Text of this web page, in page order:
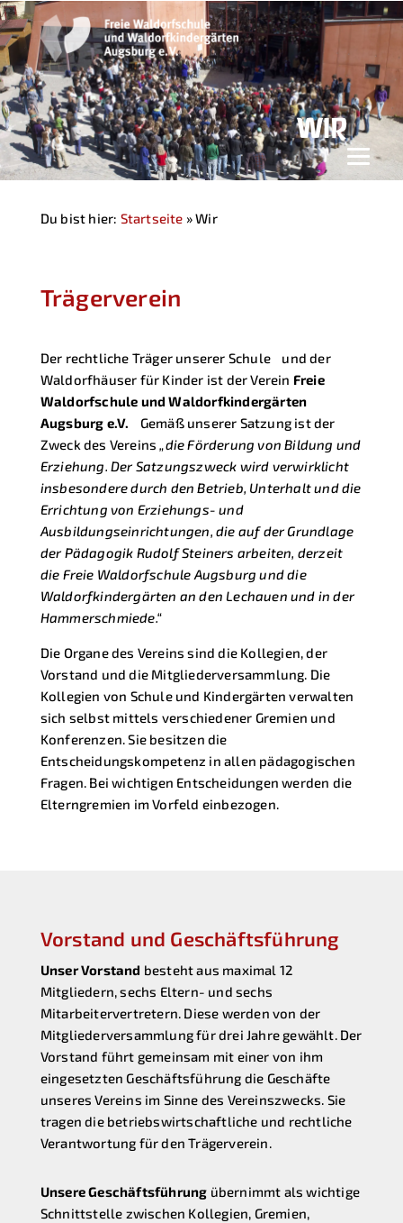
WIR
Du bist hier: Startseite »Wir
Trägerverein
Der rechtliche Träger unserer Schule und der
Waldorfhäuser für Kinder ist der Verein Freie
Waldorfschule und Waldorfkindergärten
Augsburg e.V. Gemäß unserer Satzung ist der
Zweck des Vereins„die Förderung von Bildung und
Erziehung. Der Satzungszweck wird verwirklicht
insbesondere durch den Betrieb, Unterhalt und die
Errichtung von Erziehungs- und
Ausbildungseinrichtungen, die auf der Grundlage
der Pädagogik Rudolf Steiners arbeiten, derzeit
die Freie Waldorfschule Augsburg und die
Waldorfkindergärten an den Lechauen und in der
Hammerschmiede.“
Die Organe des Vereins sind die Kollegien, der
Vorstand und die Mitgliederversammlung. Die
Kollegien von Schule und Kindergärten verwalten
sich selbst mittels verschiedener Gremien und
Konferenzen. Sie besitzen die
Entscheidungskompetenz in allen pädagogischen
Fragen. Bei wichtigen Entscheidungen werden die
Elterngremien im Vorfeld einbezogen.
Vorstand und Geschäftsführung
Unser Vorstand besteht aus maximal 12
Mitgliedern, sechs Eltern- und sechs
Mitarbeitervertretern. Diese werden von der
Mitgliederversammlung für drei Jahre gewählt. Der
Vorstand führt gemeinsam mit einer von ihm
eingesetzten Geschäftsführung die Geschäfte
unseres Vereins im Sinne des Vereinszwecks. Sie
tragen die betriebswirtschaftliche und rechtliche
Verantwortung für den Trägerverein.
Unsere Geschäftsführung übernimmt als wichtige
Schnittstelle zwischen Kollegien, Gremien,